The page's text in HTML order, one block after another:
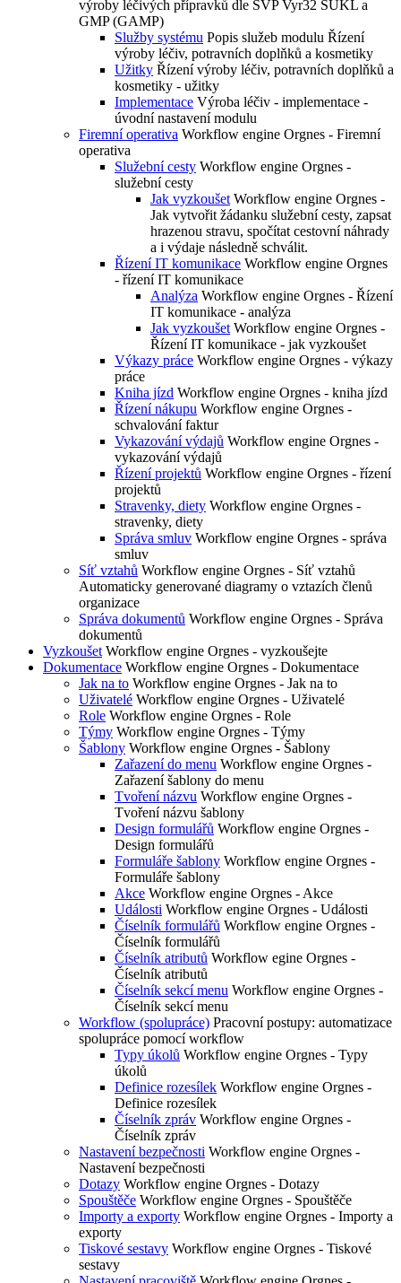
výroby léčivých přípravků dle SVP Vyr32 SUKL a
GMP (GAMP)
Služby systému Popis služeb modulu Řízení
výroby léčiv, potravních doplňků a kosmetiky
Užitky Řízení výroby léčiv, potravních doplňků a
kosmetiky - užitky
Implementace Výroba léčiv - implementace -
úvodní nastavení modulu
Firemní operativa Workflow engine Orgnes - Firemní
operativa
Služební cesty Workflow engine Orgnes -
služební cesty
Jak vyzkoušet Workflow engine Orgnes -
Jak vytvořit žádanku služební cesty, zapsat
hrazenou stravu, spočítat cestovní náhrady
a i výdaje následně schválit.
Řízení IT komunikace Workflow engine Orgnes
- řízení IT komunikace
Analýza Workflow engine Orgnes - Řízení
IT komunikace - analýza
Jak vyzkoušet Workflow engine Orgnes -
Řízení IT komunikace - jak vyzkoušet
Výkazy práce Workflow engine Orgnes - výkazy
práce
Kniha jízd Workflow engine Orgnes - kniha jízd
Řízení nákupu Workflow engine Orgnes -
schvalování faktur
Vykazování výdajů Workflow engine Orgnes -
vykazování výdajů
Řízení projektů Workflow engine Orgnes - řízení
projektů
Stravenky, diety Workflow engine Orgnes -
stravenky, diety
Správa smluv Workflow engine Orgnes - správa
smluv
Síť vztahů Workflow engine Orgnes - Síť vztahů
Automaticky generované diagramy o vztazích členů
organizace
Správa dokumentů Workflow engine Orgnes - Správa
dokumentů
Vyzkoušet Workflow engine Orgnes - vyzkoušejte
Dokumentace Workflow engine Orgnes - Dokumentace
Jak na to Workflow engine Orgnes - Jak na to
Uživatelé Workflow engine Orgnes - Uživatelé
Role Workflow engine Orgnes - Role
Týmy Workflow engine Orgnes - Týmy
Šablony Workflow engine Orgnes - Šablony
Zařazení do menu Workflow engine Orgnes -
Zařazení šablony do menu
Tvoření názvu Workflow engine Orgnes -
Tvoření názvu šablony
Design formulářů Workflow engine Orgnes -
Design formulářů
Formuláře šablony Workflow engine Orgnes -
Formuláře šablony
Akce Workflow engine Orgnes - Akce
Události Workflow engine Orgnes - Události
Číselník formulářů Workflow engine Orgnes -
Číselník formulářů
Číselník atributů Workflow egine Orgnes -
Číselník atributů
Číselník sekcí menu Workflow engine Orgnes -
Číselník sekcí menu
Workflow (spolupráce) Pracovní postupy: automatizace
spolupráce pomocí workflow
Typy úkolů Workflow engine Orgnes - Typy
úkolů
Definice rozesílek Workflow engine Orgnes -
Definice rozesílek
Číselník zpráv Workflow engine Orgnes -
Číselník zpráv
Nastavení bezpečnosti Workflow engine Orgnes -
Nastavení bezpečnosti
Dotazy Workflow engine Orgnes - Dotazy
Spouštěče Workflow engine Orgnes - Spouštěče
Importy a exporty Workflow engine Orgnes - Importy a
exporty
Tiskové sestavy Workflow engine Orgnes - Tiskové
sestavy